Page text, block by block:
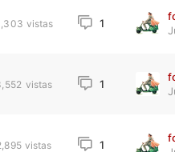
vistas 1
vistas 1
vistas 1